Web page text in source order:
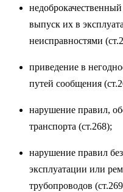
выпуск их в
неисправностями
приведение в
путей сообщения
нарушение правил,
транспорта (ст.268);
нарушение правил
эксплуатации или
трубопроводов